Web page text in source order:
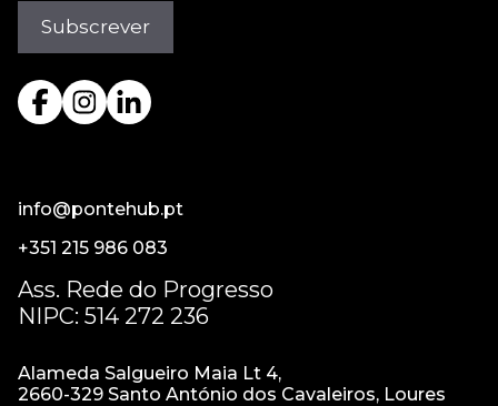
info@pontehub.pt
+351 215 986 083
Ass. Rede do Progresso
NIPC: 514 272 236
Alameda Salgueiro Maia Lt 4,
2660-329 Santo António dos Cavaleiros, Loures